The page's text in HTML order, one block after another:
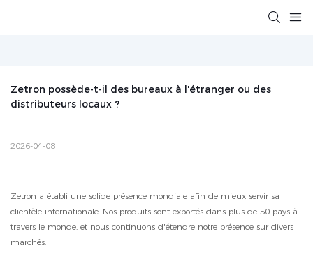
Zetron possède-t-il des bureaux à l'étranger ou des
distributeurs locaux ?
2026-04-08
Zetron a établi une solide présence mondiale afin de mieux servir sa
clientèle internationale. Nos produits sont exportés dans plus de 50 pays à
travers le monde, et nous continuons d'étendre notre présence sur divers
marchés.